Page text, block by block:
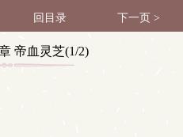
回目录 下一页 >
帝血灵芝(1/2)